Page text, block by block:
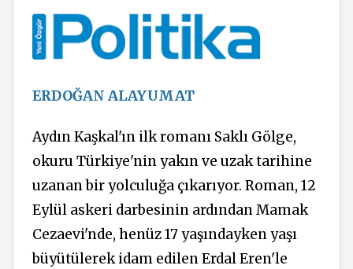
ERDOĞAN ALAYUMAT
Aydın Kaşkal'ın ilk romanı Saklı Gölge,
okuru Türkiye'nin yakın ve uzak tarihine
uzanan bir yolculuğa çıkarıyor. Roman, 12
Eylül askeri darbesinin ardından Mamak
Cezaevi'nde, henüz 17 yaşındayken yaşı
büyütülerek idam edilen Erdal Eren'le